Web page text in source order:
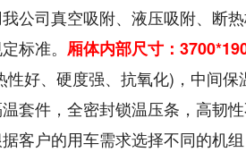
公司真空吸附、液压吸附、断
标准。 厢体内部尺寸：
性好、硬度强、抗氧化)，中间
套件，全密封锁温压条，高韧性
据客户的用车需求选择不同的